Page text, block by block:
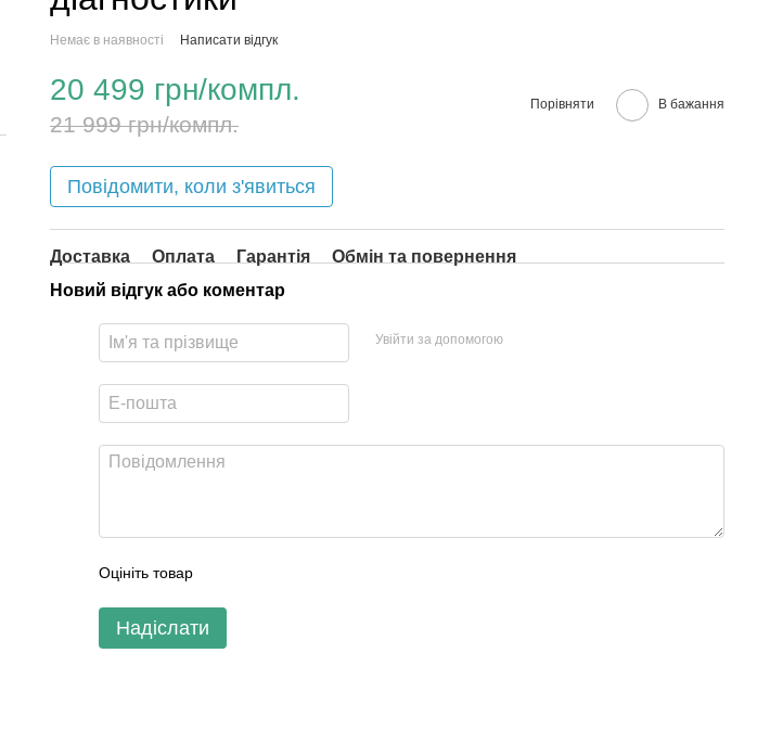
Немає в наявності Написати відгук
20 499 грн/компл.
21 999 грн/компл.
Порівняти В бажання
Повідомити, коли з'явиться
Доставка Оплата Гарантія
Обмін та повернення
Новий відгук або коментар
Увійти за допомогою
Оцініть товар
Надіслати